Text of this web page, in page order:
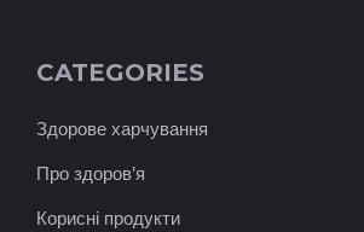
CATEGORIES
Здорове харчування
Про здоров'я
Корисні продукти